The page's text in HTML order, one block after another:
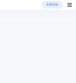
免费体验